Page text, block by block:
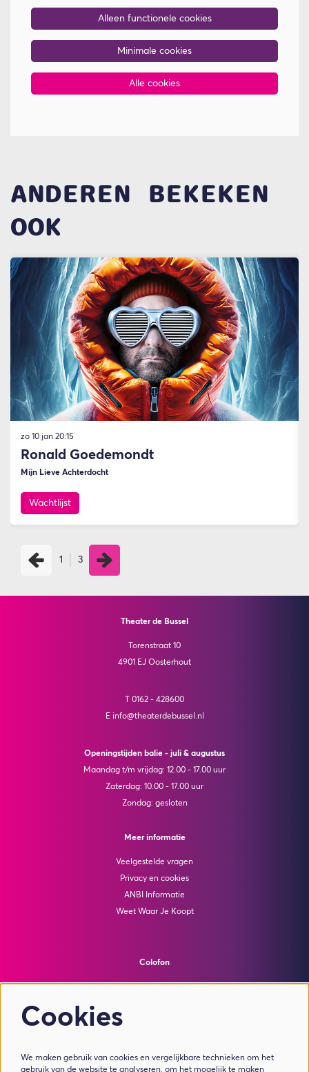
Alleen functionele cookies
Minimale cookies
Alle cookies
ANDEREN BEKEKEN
OOK
Ronald Goedemondt
Mijn Lieve Achterdocht
zo 10 jan 20:15
Wachtlijst
1 3
Theater de Bussel
Torenstraat 10
4901 EJ Oosterhout
T 0162 - 428600
E info@theaterdebussel.nl
Openingstijden balie - juli & augustus
Maandag t/m vrijdag: 12.00 - 17.00 uur
Zaterdag: 10.00 - 17.00 uur
Zondag: gesloten
Meer informatie
Veelgestelde vragen
Privacy en cookies
ANBI Informatie
Weet Waar Je Koopt
Colofon
© Theater de Bussel
Cookies
We maken gebruik van cookies en vergelijkbare technieken om het
gebruik van de website te analyseren, om het mogelijk te maken